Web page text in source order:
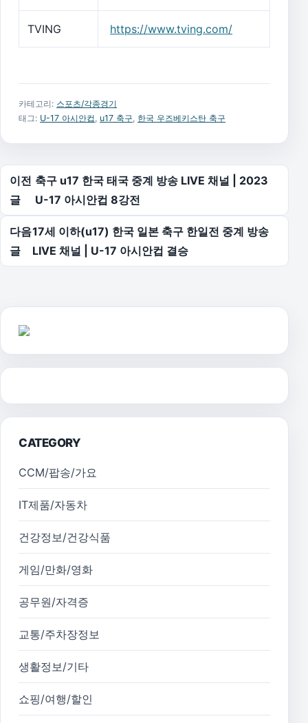
TVING https://www.tving.com/
카테고리: 스포츠/각종경기
태그: U-17 아시안컵 u17 축구 한국 우즈베키스탄 축구
글 탐색
이전
글
축구 u17 한국 태국 중계 방송 LIVE 채널 | 2023
U-17 아시안컵 8강전
다음
글
17세 이하(u17) 한국 일본 축구 한일전 중계 방송
LIVE 채널 | U-17 아시안컵 결승
CATEGORY
CCM/팝송/가요
IT제품/자동차
건강정보/건강식품
게임/만화/영화
공무원/자격증
교통/주차장정보
생활정보/기타
쇼핑/여행/할인